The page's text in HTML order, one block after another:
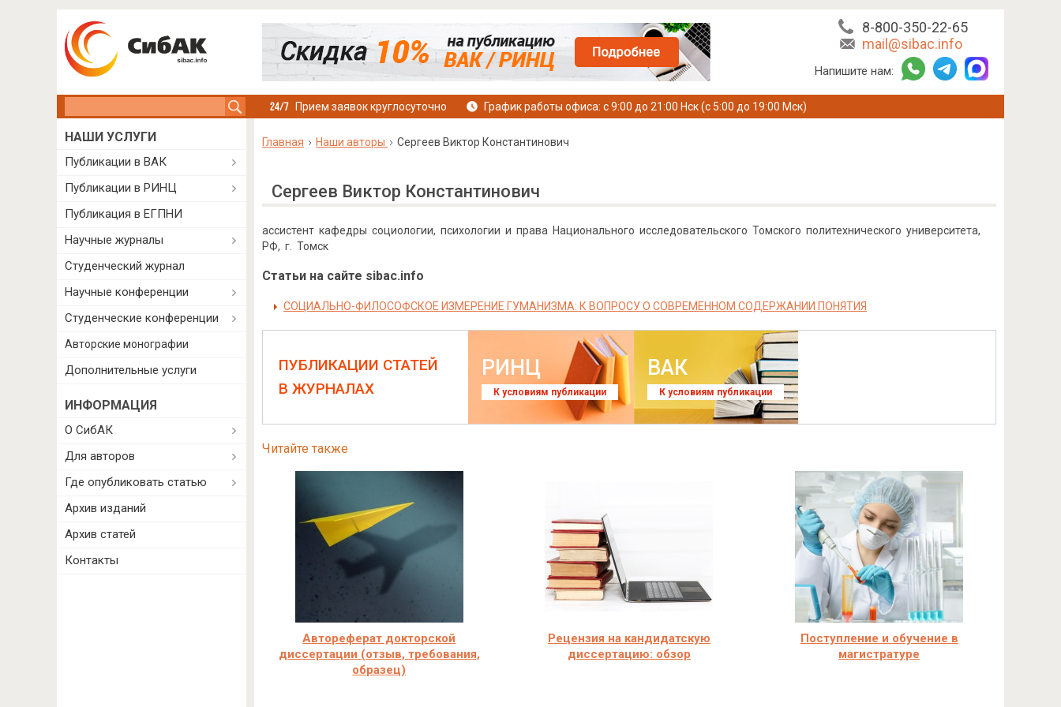
8-800-350-22-65
mail@sibac.info
Напишите нам:
Прием заявок круглосуточно График работы офиса: с 9:00 до 21:00 Нск (с 5:00 до 19:00 Мск)
Главная Наши авторы Сергеев Виктор Константинович
Сергеев Виктор Константинович
ассистент кафедры социологии, психологии и права Национального исследовательского Томского политехнического университета,
РФ, г. Томск
Статьи на сайте sibac.info
СОЦИАЛЬНО-ФИЛОСОФСКОЕ ИЗМЕРЕНИЕ ГУМАНИЗМА: К ВОПРОСУ О СОВРЕМЕННОМ СОДЕРЖАНИИ ПОНЯТИЯ
ПУБЛИКАЦИИ СТАТЕЙ
В ЖУРНАЛАХ
РИНЦ
К условиям публикации
ВАК
К условиям публикации
Читайте также
Автореферат докторской
диссертации (отзыв, требования,
образец)
Рецензия на кандидатскую
диссертацию: обзор
Поступление и обучение в
магистратуре
НАШИ УСЛУГИ
Публикации в ВАК
Публикации в РИНЦ
Публикация в ЕГПНИ
Научные журналы
Студенческий журнал
Научные конференции
Студенческие конференции
Авторские монографии
Дополнительные услуги
ИНФОРМАЦИЯ
О СибАК
Для авторов
Где опубликовать статью
Архив изданий
Архив статей
Контакты